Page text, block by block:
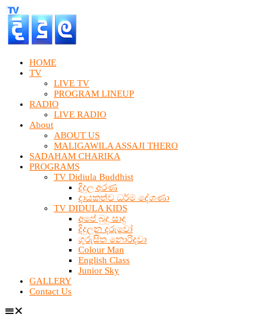
HOME
TV
LIVE TV
PROGRAM LINEUP
RADIO
LIVE RADIO
About
ABOUT US
MALIGAWILA ASSAJI THERO
SADAHAM CHARIKA
PROGRAMS
TV Didiula Buddhist
දිදුල අරණ
දායකත්ව ධර්ම දේශණා
TV DIDULA KIDS
අපේ බුදු සාදු
දිදුලන දරුවෝ
ගුරුසිත නොරිදවා
Colour Man
English Class
Junior Sky
GALLERY
Contact Us